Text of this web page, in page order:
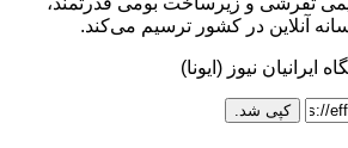
آنلاین در کشور ترسیم می‌کند.
ایرانیان نیوز (ایونا)
کپی شد.